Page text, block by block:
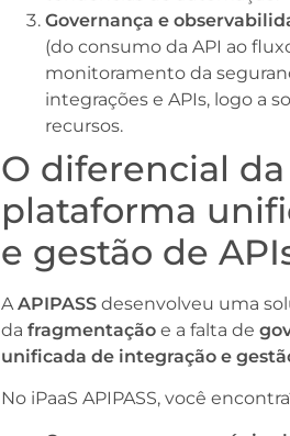
Governança e
(do consumo da API ao
monitoramento da
integrações e APIs, logo a
recursos.
O diferencial da
plataforma
e gestão de
AAPIPASS desenvolveu uma
dafragmentação e a falta de
unificada de integração e
No iPaaS APIPASS, você